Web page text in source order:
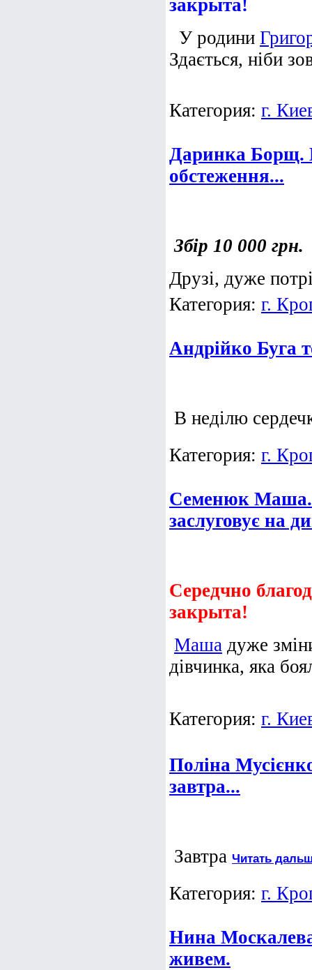
закрыта!
У родини
Здається, ніби
Категория: г.
Даринка Борщ.
обстеження...
Збір 10 000 грн.
Друзі, дуже
Категория: г.
Андрійко Буга
В неділю
Категория: г.
Семенюк Маша.
заслуговує на
Середчно
закрыта!
Маша дуже
дівчинка, яка
Категория: г.
Поліна
завтра...
Завтра Читать
Категория: г.
Нина
живем.